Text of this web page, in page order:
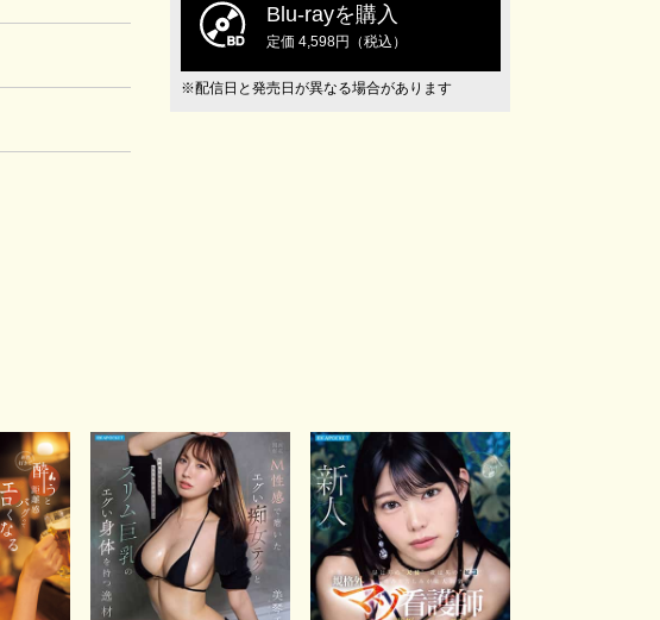
Blu-rayを購入
定価 4,598円（税込）
※配信日と発売日が異なる場合があります